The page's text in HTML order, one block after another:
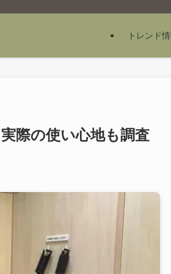
トレンド
際の使い心地も調査